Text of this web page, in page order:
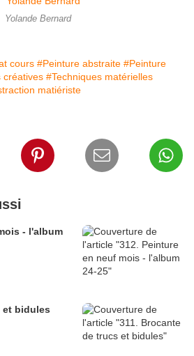
Yolande Bernard
cours #Peinture abstraite #Peinture
créatives #Techniques matérielles
matiériste
- l'album
et bidules